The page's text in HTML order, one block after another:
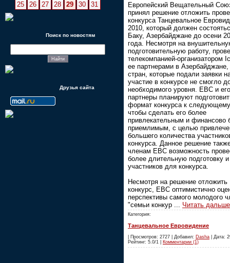
25
26 27 28 29 30 31
Поиск по новостям
Друзья сайта
Европейский Вещательный
принял решение отложить
конкурса Танцевальное
2010, который должен
Баку, Азербайджане до осени
года. Несмотря на
подготовительную работу,
телекомпанией-организатором
ее партнерами в
стран, которые подали заявки
участие в конкурсе не смогло
необходимого уровня. ЕВС и его
партнеры планируют
формат конкурса к
чтобы сделать его более
привлекательным и финансово
приемлимым, с целью
большего количества
конкурса. Данное решение
членам ЕВС возможность
более длительную подготовку и
участников для конкурса.
Несмотря на решение отложить
конкурс, ЕВС оптимистично
перспективы самого молодого
"семьи конкур ... Читать
Категория:
Танцевальное Евровидение
| Просмотров: 2727 | Добавил: Dasha | Дата:
Рейтинг: 5.0/1 | Комментарии (1)